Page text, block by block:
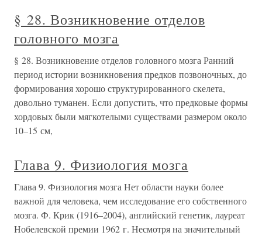
§ 28. Возникновение отделов
головного мозга
§ 28. Возникновение отделов головного мозга Ранний
период истории возникновения предков позвоночных, до
формирования хорошо структурированного скелета,
довольно туманен. Если допустить, что предковые формы
хордовых были мягкотелыми существами размером около
10–15 см,
Глава 9. Физиология мозга
Глава 9. Физиология мозга Нет области науки более
важной для человека, чем исследование его собственного
мозга. Ф. Крик (1916–2004), английский генетик, лауреат
Нобелевской премии 1962 г. Несмотря на значительный